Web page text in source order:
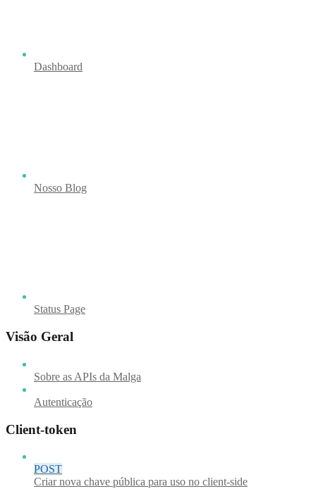
Dashboard
Nosso Blog
Status Page
Visão Geral
Sobre as APIs da Malga
Autenticação
Client-token
POST
Criar nova chave pública para uso no client-side